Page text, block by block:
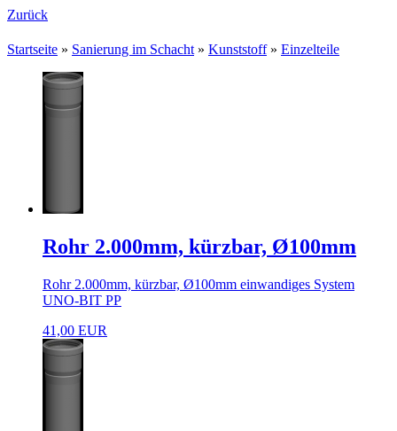
Zurück
Startseite » Sanierung im Schacht» Kunststoff» Einzelteile
Rohr 2.000mm, kürzbar, Ø100mm
Rohr 2.000mm, kürzbar, Ø100mm einwandiges System
UNO-BIT PP
41,00 EUR